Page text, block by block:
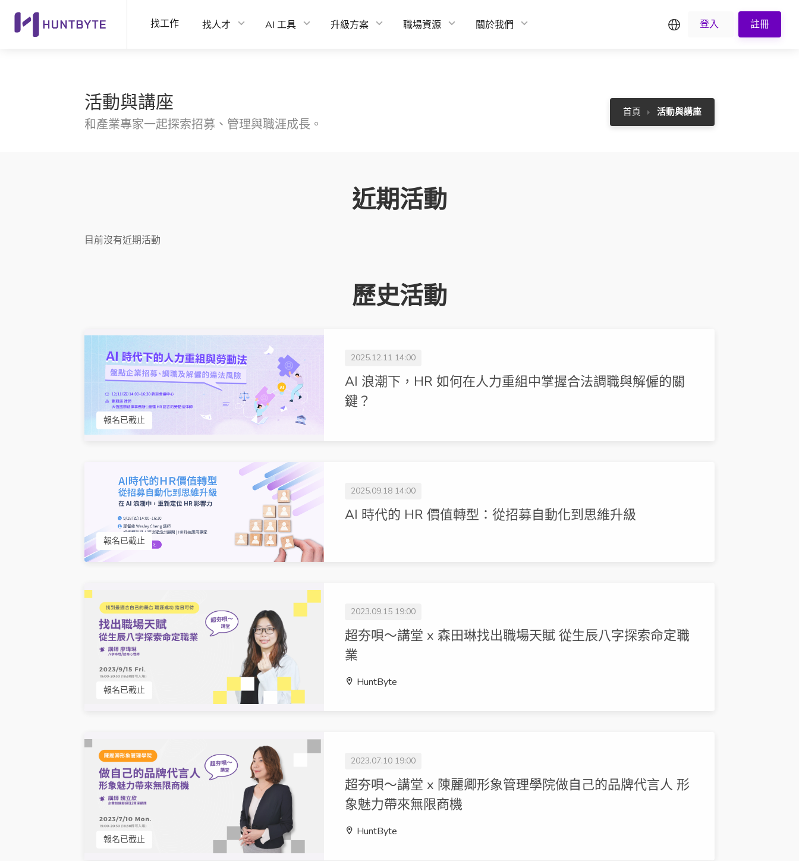
找工作 找人才 AI 工具 升級方案 職場資源 關於我們 繁中登入 註冊
活動與講座
和產業專家一起探索招募、管理與職涯成長。
首頁 活動與講座
近期活動
目前沒有近期活動
歷史活動
報名已截止
2025.12.11 14:00
AI 浪潮下，HR 如何在人力重組中掌握合法調職與解僱的關
鍵？
報名已截止
2025.09.18 14:00
AI 時代的 HR 價值轉型：從招募自動化到思維升級
報名已截止
2023.09.15 19:00
超夯唄～講堂 x 森田琳找出職場天賦 從生辰八字探索命定職
業
HuntByte
報名已截止
2023.07.10 19:00
超夯唄～講堂 x 陳麗卿形象管理學院做自己的品牌代言人 形
象魅力帶來無限商機
HuntByte